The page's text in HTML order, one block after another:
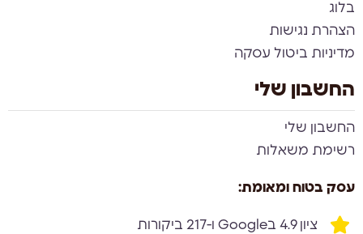
בלוג
הצהרת נגישות
מדיניות ביטול עסקה
החשבון שלי
החשבון שלי
רשימת משאלות
עסק בטוח ומאומת:
ציון 4.9 בGoogle ו-217 ביקורות